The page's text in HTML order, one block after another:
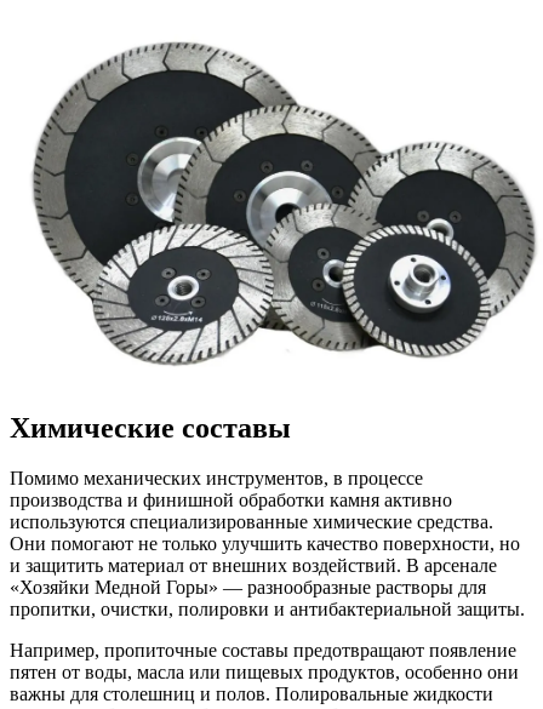
Химические составы
Помимо механических инструментов, в процессе
производства и финишной обработки камня активно
используются специализированные химические средства.
Они помогают не только улучшить качество поверхности, но
и защитить материал от внешних воздействий. В арсенале
«Хозяйки Медной Горы» — разнообразные растворы для
пропитки, очистки, полировки и антибактериальной защиты.
Например, пропиточные составы предотвращают появление
пятен от воды, масла или пищевых продуктов, особенно они
важны для столешниц и полов. Полировальные жидкости